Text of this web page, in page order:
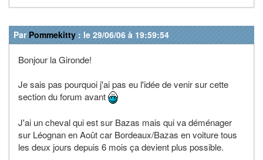
Par Pommekitty : le 29/06/06 à 19:59:54
Bonjour la Gironde!
Je sais pas pourquoi j'ai pas eu l'idée de venir sur cette
section du forum avant
J'ai un cheval qui est sur Bazas mais qui va déménager
sur Léognan en Août car Bordeaux/Bazas en voiture tous
les deux jours depuis 6 mois ça devient plus possible.